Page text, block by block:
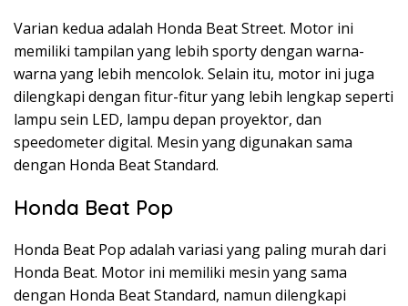
Varian kedua adalah Honda Beat Street. Motor ini
memiliki tampilan yang lebih sporty dengan warna-
warna yang lebih mencolok. Selain itu, motor ini juga
dilengkapi dengan fitur-fitur yang lebih lengkap seperti
lampu sein LED, lampu depan proyektor, dan
speedometer digital. Mesin yang digunakan sama
dengan Honda Beat Standard.
Honda Beat Pop
Honda Beat Pop adalah variasi yang paling murah dari
Honda Beat. Motor ini memiliki mesin yang sama
dengan Honda Beat Standard, namun dilengkapi